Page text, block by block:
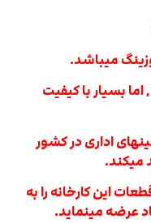
میباشد.
اما بسیار با کیفیت
اداری در کشور
میکند.
این کارخانه را به
عرضه مینماید.